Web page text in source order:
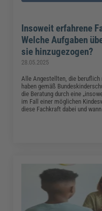
Insoweit erfahrene
Welche Aufgaben
sie hinzugezogen?
28.05.2025
Alle Angestellten, die beruflich
haben gemäß
die Beratung durch eine
im Fall einer möglichen
diese Fachkraft dabei und